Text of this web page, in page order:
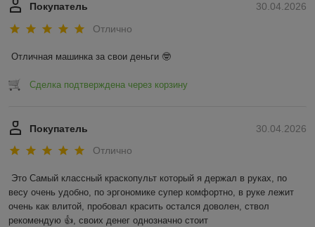
30.04.2026
Покупатель
Отлично
Отличная машинка за свои деньги 🤓
Сделка подтверждена через корзину
30.04.2026
Покупатель
Отлично
Это Самый классный краскопульт который я держал в руках, по
весу очень удобно, по эргономике супер комфортно, в руке лежит
очень как влитой, пробовал красить остался доволен, ствол
рекомендую 👍, своих денег однозначно стоит